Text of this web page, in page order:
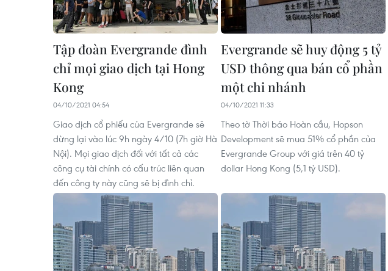
Tập đoàn Evergrande đình
chỉ mọi giao dịch tại Hong
Kong
04/10/2021 04:54
Giao dịch cổ phiếu của Evergrande sẽ
dừng lại vào lúc 9h ngày 4/10 (7h giờ Hà
Nội). Mọi giao dịch đối với tất cả các
công cụ tài chính có cấu trúc liên quan
đến công ty này cũng sẽ bị đình chỉ.
Evergrande sẽ huy động 5 tỷ
USD thông qua bán cổ phần
một chi nhánh
04/10/2021 11:33
Theo tờ Thời báo Hoàn cầu, Hopson
Development sẽ mua 51% cổ phần của
Evergrande Group với giá trên 40 tỷ
dollar Hong Kong (5,1 tỷ USD).